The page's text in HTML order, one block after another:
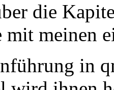
die
mit meinen
in